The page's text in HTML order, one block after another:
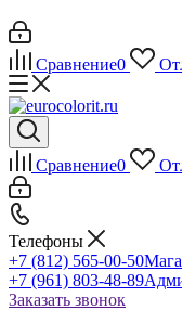
Сравнение0
Сравнение0
Телефоны
+7 (812) 565-00-50
+7 (961) 803-48-89
Заказать звонок